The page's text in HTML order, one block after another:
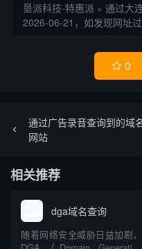
垦派科技-特惠派 » 通过大
2026-06-21，如发现网址
 0
通过广告录音查询到的域
网站
相关推荐
dga域名查询
随着网络安全威胁日益加剧，